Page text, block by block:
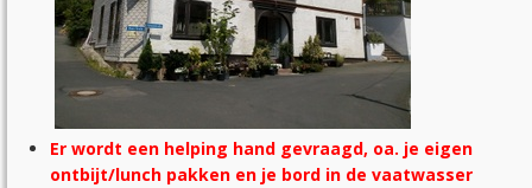
Er wordt een helping hand gevraagd, oa. je eigen
ontbijt/lunch pakken en je bord in de vaatwasser